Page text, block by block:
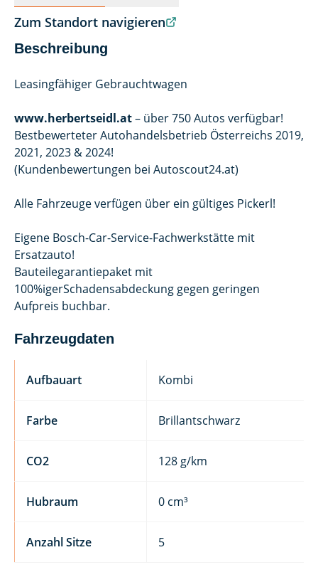
Zum Standort navigieren
Beschreibung
Leasingfähiger Gebrauchtwagen
www.herbertseidl.at– über 750 Autos verfügbar!
Bestbewerteter Autohandelsbetrieb Österreichs 2019,
2021, 2023 & 2024!
(Kundenbewertungen bei Autoscout24.at)
Alle Fahrzeuge verfügen über ein gültiges Pickerl!
Eigene Bosch-Car-Service-Fachwerkstätte mit
Ersatzauto!
Bauteilegarantiepaket mit
100%igerSchadensabdeckung gegen geringen
Aufpreis buchbar.
Fahrzeugdaten
Aufbauart Kombi
Farbe Brillantschwarz
CO2 128 g/km
Hubraum 0 cm³
Anzahl Sitze 5